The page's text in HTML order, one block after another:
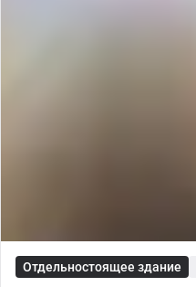
Отдельностоящее здание